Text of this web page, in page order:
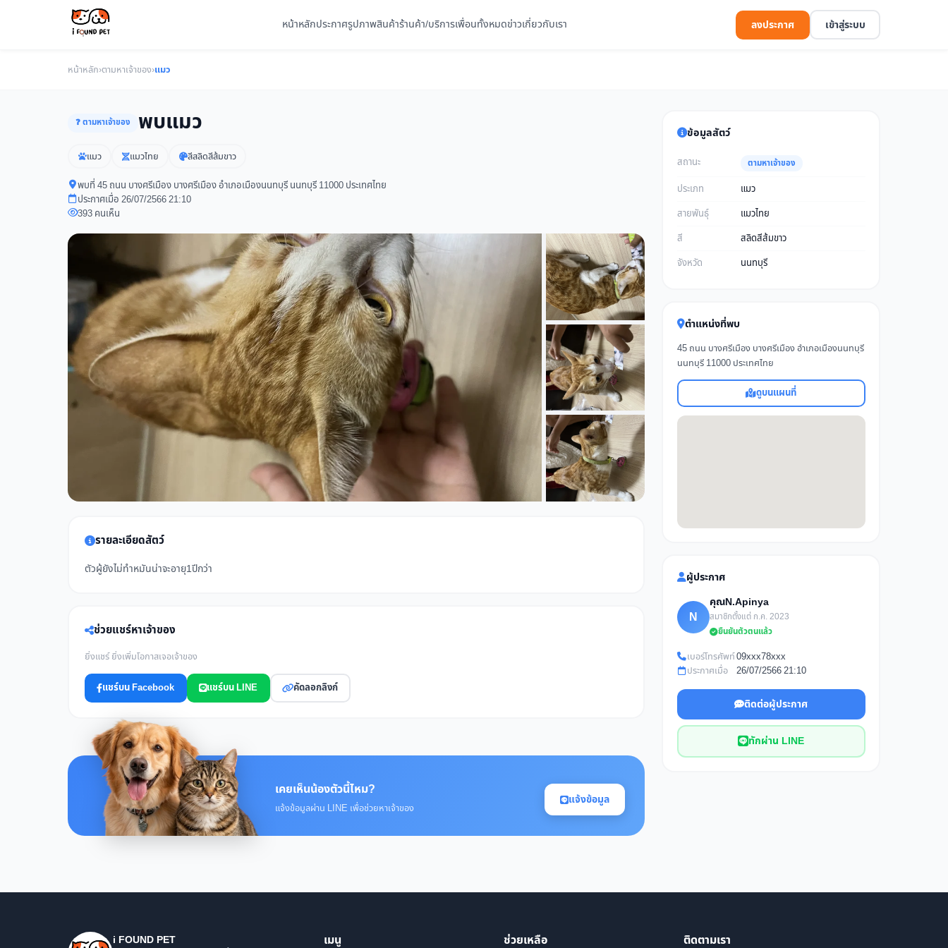
หน้าหลักประกาศรูปภาพสินค้าร้านค้า/บริการเพื่อนทั้งหมดข่าวเกี่ยวกับเรา ลงประกาศ เข้าสู่ระบบ
หน้าหลัก›ตามหาเจ้าของ›แมว
❓ ตามหาเจ้าของ พบแมว
แมว แมวไทย สีสลิดสีส้มขาว
พบที่ 45 ถนน บางศรีเมือง บางศรีเมือง อำเภอเมืองนนทบุรี นนทบุรี 11000 ประเทศไทย
ประกาศเมื่อ 26/07/2566 21:10
393 คนเห็น
รายละเอียดสัตว์
ตัวผู้ยังไม่ทำหมันน่าจะอายุ1ปีกว่า
ช่วยแชร์หาเจ้าของ
ยิ่งแชร์ ยิ่งเพิ่มโอกาสเจอเจ้าของ
แชร์บน Facebook แชร์บน LINE คัดลอกลิงก์
เคยเห็นน้องตัวนี้ไหม?
แจ้งข้อมูลผ่าน LINE เพื่อช่วยหาเจ้าของ
แจ้งข้อมูล
ข้อมูลสัตว์
สถานะ ตามหาเจ้าของ
ประเภท
แมว
สายพันธุ์
แมวไทย
สี
สลิดสีส้มขาว
จังหวัด
นนทบุรี
ตำแหน่งที่พบ
45 ถนน บางศรีเมือง บางศรีเมือง อำเภอเมืองนนทบุรี
นนทบุรี 11000 ประเทศไทย
ดูบนแผนที่
ผู้ประกาศ
N
คุณN.Apinya
สมาชิกตั้งแต่ ก.ค. 2023
ยืนยันตัวตนแล้ว
เบอร์โทรศัพท์09xxx78xxx
ประกาศเมื่อ
26/07/2566 21:10
ติดต่อผู้ประกาศ
ทักผ่าน LINE
i FOUND PET
เมนู ช่วยเหลือ ติดตามเรา